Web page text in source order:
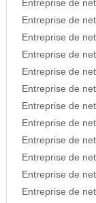
Entreprise de
Entreprise de
Entreprise de
Entreprise de
Entreprise de
Entreprise de
Entreprise de
Entreprise de
Entreprise de
Entreprise de
Entreprise de
Entreprise de